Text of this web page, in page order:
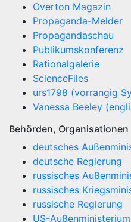
Overton Magazin
Propaganda-Melder
Propagandaschau
Publikumskonferenz
Rationalgalerie
ScienceFiles
urs1798 (vorrangig
Vanessa Beeley
Behörden, Organisationen
deutsches
deutsche Regierung
russisches
russisches
russische Regierung
US-Außenministerium